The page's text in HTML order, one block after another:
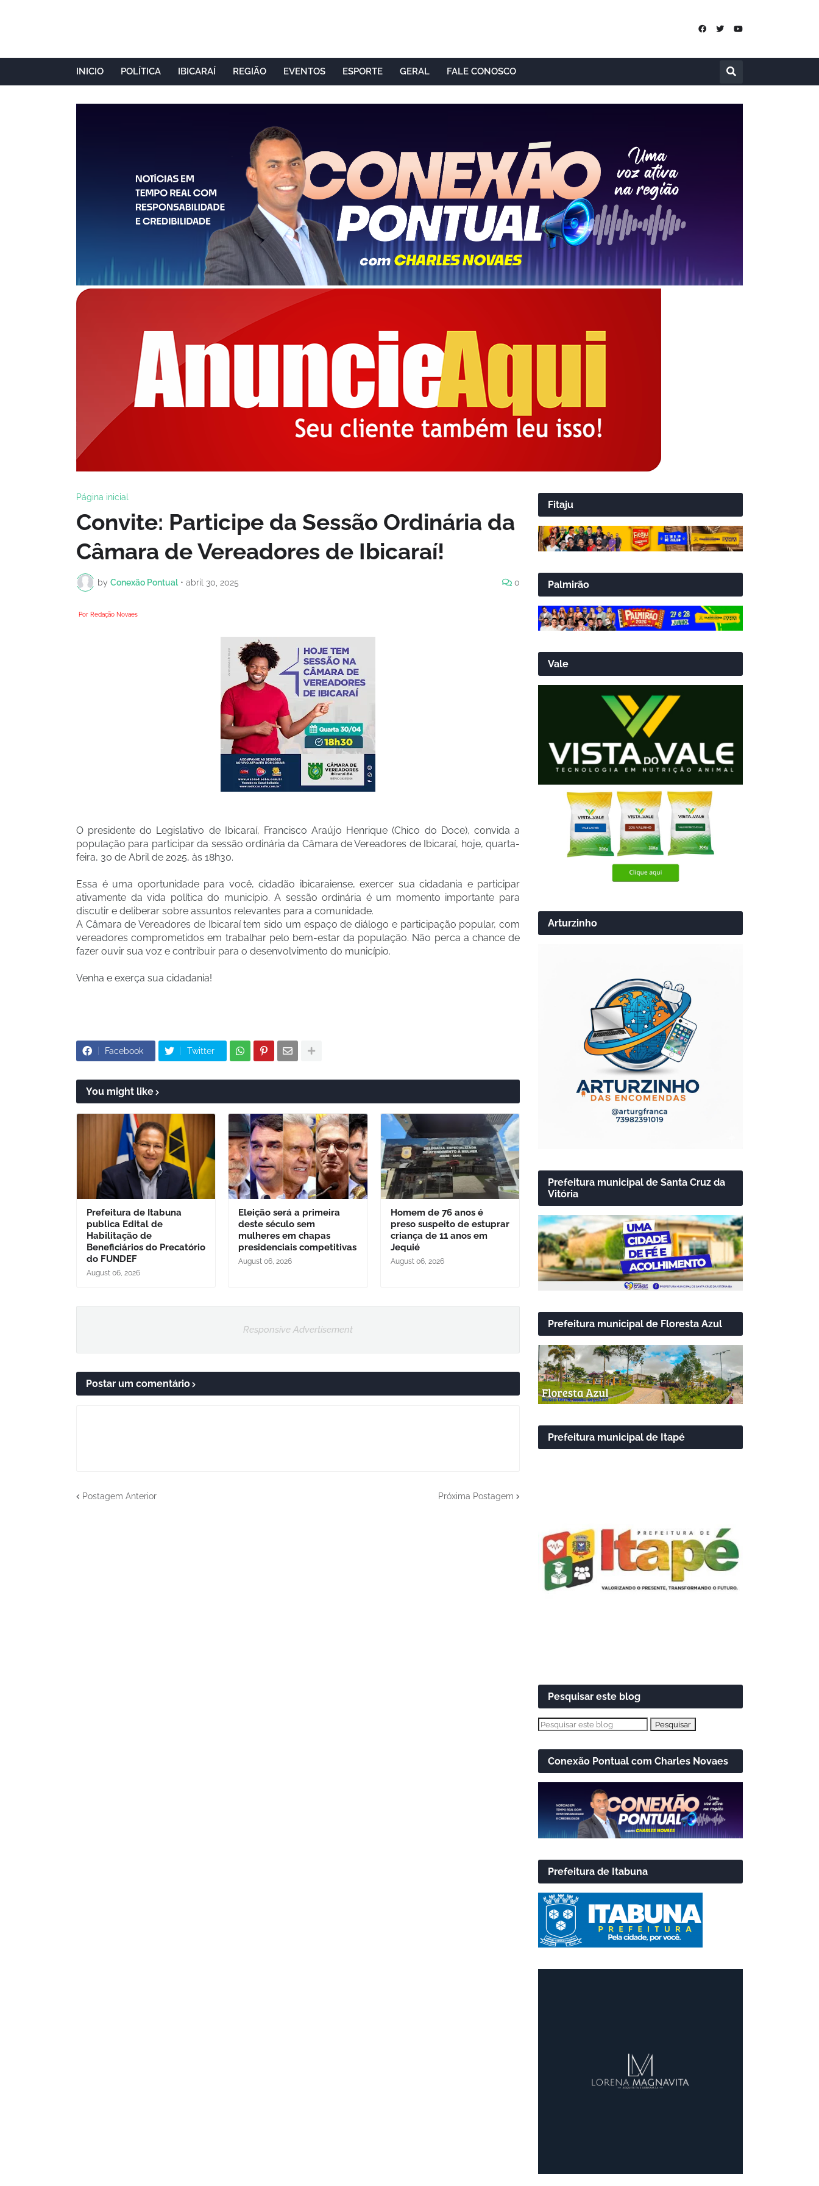
INICIO POLÍTICA IBICARAÍ REGIÃO EVENTOS ESPORTE GERAL FALE CONOSCO
Página inicial
Convite: Participe da Sessão Ordinária da
Câmara de Vereadores de Ibicaraí!
by Conexão Pontual • abril 30, 2025 0
Por Redação Novaes
O presidente do Legislativo de Ibicaraí, Francisco Araújo Henrique (Chico do Doce), convida a
população para participar da sessão ordinária da Câmara de Vereadores de Ibicaraí, hoje, quarta-
feira, 30 de Abril de 2025, às 18h30.
Essa é uma oportunidade para você, cidadão ibicaraiense, exercer sua cidadania e participar
ativamente da vida política do município. A sessão ordinária é um momento importante para
discutir e deliberar sobre assuntos relevantes para a comunidade.
A Câmara de Vereadores de Ibicaraí tem sido um espaço de diálogo e participação popular, com
vereadores comprometidos em trabalhar pelo bem-estar da população. Não perca a chance de
fazer ouvir sua voz e contribuir para o desenvolvimento do município.
Venha e exerça sua cidadania!
Facebook Twitter
You might like
Prefeitura de Itabuna
publica Edital de
Habilitação de
Beneficiários do Precatório
do FUNDEF
August 06, 2026
Eleição será a primeira
deste século sem
mulheres em chapas
presidenciais competitivas
August 06, 2026
Homem de 76 anos é
preso suspeito de estuprar
criança de 11 anos em
Jequié
August 06, 2026
Responsive Advertisement
Postar um comentário
Postagem Anterior Próxima Postagem
Fitaju
Palmirão
Vale
Arturzinho
Prefeitura municipal de Santa Cruz da
Vitória
Prefeitura municipal de Floresta Azul
Prefeitura municipal de Itapé
Pesquisar este blog
Conexão Pontual com Charles Novaes
Prefeitura de Itabuna